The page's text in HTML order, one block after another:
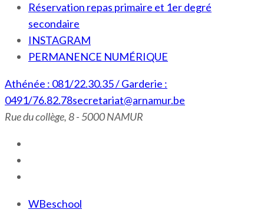
Réservation repas primaire et 1er degré
secondaire
INSTAGRAM
PERMANENCE NUMÉRIQUE
Athénée : 081/22.30.35 / Garderie :
0491/76.82.78secretariat@arnamur.be
Rue du collège, 8 - 5000 NAMUR
WBeschool